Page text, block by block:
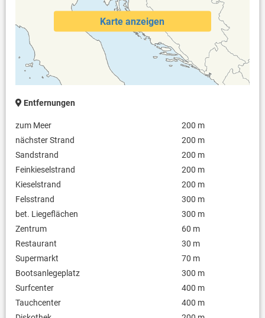
Waschmaschine in der Unterkunft
Internet per WLAN
Beheizbarer Swimmingpool (Nutzung Poolheizung 15 € / Tag
(bar vor Ort)) Bootsausflug nach Absprache buchbar Vorort
Karte anzeigen
Entfernungen
zum Meer
200 m
nächster Strand
200 m
Sandstrand
200 m
Feinkieselstrand
200 m
Kieselstrand
200 m
Felsstrand
300 m
bet. Liegeflächen
300 m
Zentrum
60 m
Restaurant
30 m
Supermarkt
70 m
Bootsanlegeplatz
300 m
Surfcenter
400 m
Tauchcenter
400 m